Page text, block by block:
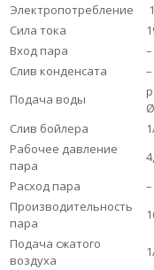
Электропотребление
Сила тока
Вход пара
–
Слив конденсата
–
Подача воды
Слив бойлера
Рабочее давление
пара
Расход пара
–
Производительность
пара
Подача сжатого
воздуха